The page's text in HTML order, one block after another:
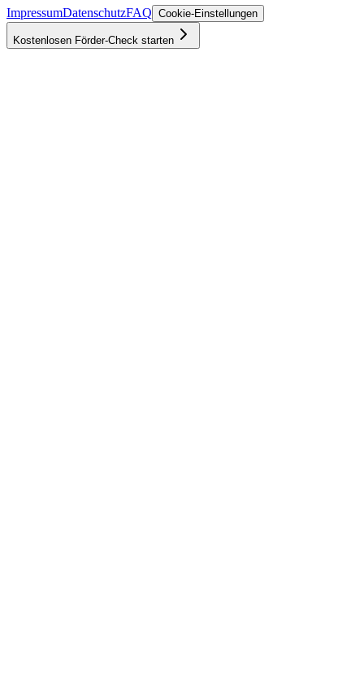
ImpressumDatenschutzFAQ Cookie-Einstellungen
Kostenlosen Förder-Check starten